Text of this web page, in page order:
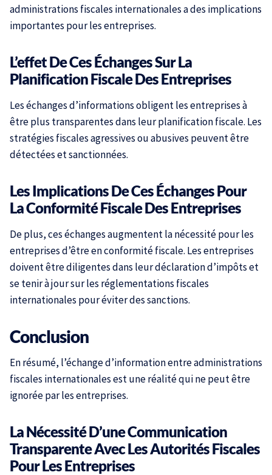
administrations fiscales internationales a des implications
importantes pour les entreprises.
L’effet De Ces Échanges Sur La
Planification Fiscale Des Entreprises
Les échanges d’informations obligent les entreprises à
être plus transparentes dans leur planification fiscale. Les
stratégies fiscales agressives ou abusives peuvent être
détectées et sanctionnées.
Les Implications De Ces Échanges Pour
La Conformité Fiscale Des Entreprises
De plus, ces échanges augmentent la nécessité pour les
entreprises d’être en conformité fiscale. Les entreprises
doivent être diligentes dans leur déclaration d’impôts et
se tenir à jour sur les réglementations fiscales
internationales pour éviter des sanctions.
Conclusion
En résumé, l’échange d’information entre administrations
fiscales internationales est une réalité qui ne peut être
ignorée par les entreprises.
La Nécessité D’une Communication
Transparente Avec Les Autorités Fiscales
Pour Les Entreprises